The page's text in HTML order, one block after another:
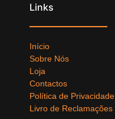
Links
Início
Sobre Nós
Loja
Contactos
Política de Privacidade
Livro de Reclamações